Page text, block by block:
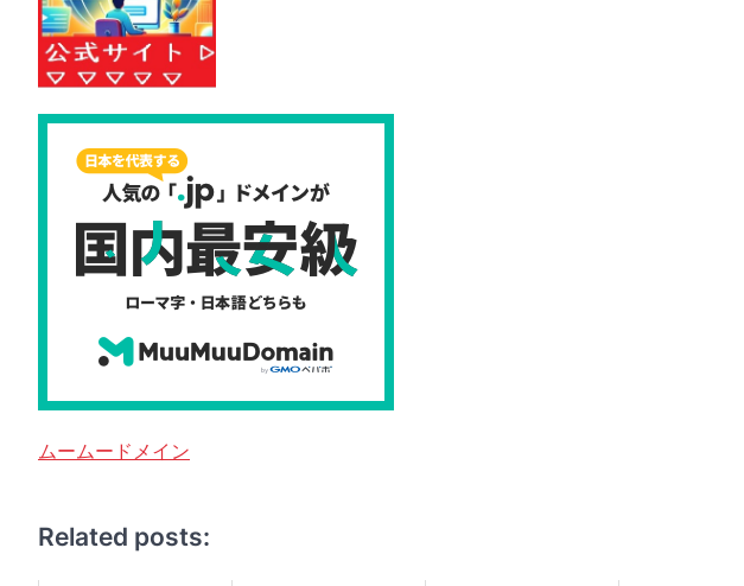
ムームードメイン
Related posts: